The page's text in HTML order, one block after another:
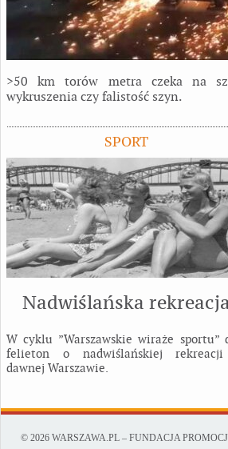
>50 km torów metra czeka na
wykruszenia czy falistość szyn.
SPORT
Nadwiślańska
W cyklu ”Warszawskie wiraże sportu”
felieton o nadwiślańskiej
dawnej Warszawie.
© 2026 WARSZAWA.PL – FUNDACJA